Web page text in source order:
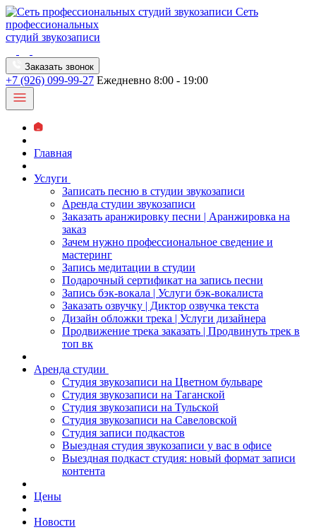
Сеть
профессиональных
студий звукозаписи
Заказать звонок
+7 (926) 099-99-27 Ежедневно 8:00 - 19:00
Главная
Услуги
Записать песню в студии звукозаписи
Аренда студии звукозаписи
Заказать аранжировку песни | Аранжировка на
заказ
Зачем нужно профессиональное сведение и
мастеринг
Запись медитации в студии
Подарочный сертификат на запись песни
Запись бэк-вокала | Услуги бэк-вокалиста
Заказать озвучку | Диктор озвучка текста
Дизайн обложки трека | Услуги дизайнера
Продвижение трека заказать | Продвинуть трек в
топ вк
Аренда студии
Студия звукозаписи на Цветном бульваре
Студия звукозаписи на Таганской
Студия звукозаписи на Тульской
Студия звукозаписи на Савеловской
Студия записи подкастов
Выездная студия звукозаписи у вас в офисе
Выездная подкаст студия: новый формат записи
контента
Цены
Новости